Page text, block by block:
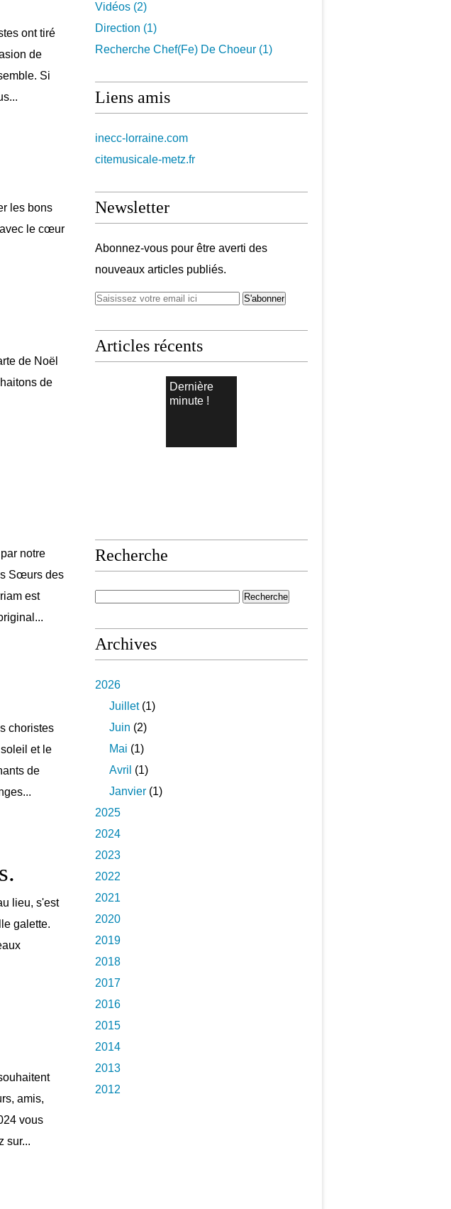
ont tiré
de
Si
les bons
le cœur
de Noël
de
notre
Sœurs des
est
choristes
et le
de
lieu, s'est
galette.
amis,
vous
sur...
Vidéos (2)
Direction (1)
Recherche Chef(fe) De Choeur (1)
Liens amis
inecc-lorraine.com
citemusicale-metz.fr
Newsletter
Abonnez-vous pour être averti des
nouveaux articles publiés.
Articles récents
Dernière
minute !
Recherche
Archives
2026
Juillet(1)
Juin (2)
Mai (1)
Avril (1)
Janvier (1)
2025
2024
2023
2022
2021
2020
2019
2018
2017
2016
2015
2014
2013
2012